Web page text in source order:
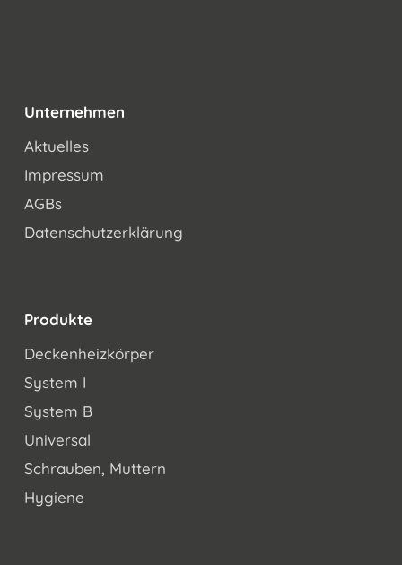
Unternehmen
Aktuelles
Impressum
AGBs
Datenschutzerklärung
Produkte
Deckenheizkörper
System I
System B
Universal
Schrauben, Muttern
Hygiene